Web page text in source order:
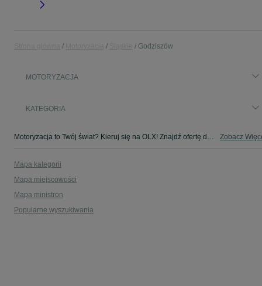
Godziszów
MOTORYZACJA
KATEGORIA
Motoryzacja to Twój świat? Kieruj się na OLX! Znajdź ofertę dla siebie w kategorii Motoryzacja na OLX - Godziszów i okolice! Zobacz
Mapa kategorii
Mapa miejscowości
Mapa ministron
Popularne wyszukiwania